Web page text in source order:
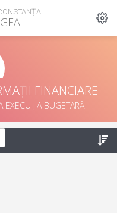
FINANCIARE
EXECUȚIA BUGETARĂ